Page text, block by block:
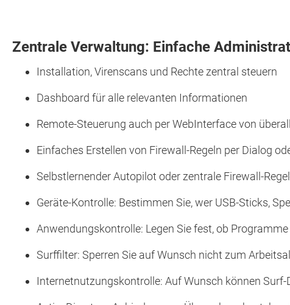
Zentrale Verwaltung: Einfache
Installation, Virenscans und Rechte zentral steuern
Dashboard für alle relevanten Informationen
Remote-Steuerung auch per WebInterface von
Einfaches Erstellen von Firewall-Regeln per Dialog
Selbstlernender Autopilot oder zentrale Firewall-
Geräte-Kontrolle: Bestimmen Sie, wer USB-Sticks,
Anwendungskontrolle: Legen Sie fest, ob
Surffilter: Sperren Sie auf Wunsch nicht zum
Internetnutzungskontrolle: Auf Wunsch können